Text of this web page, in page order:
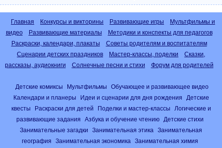
Главная Конкурсы и викторины Развивающие игры
Мультфильмы и
видео
Развивающие материалы
Методики и конспекты для педагогов
Раскраски, календари, плакаты
Советы родителям и воспитателям
Сценарии детских праздников
Мастер-классы, поделки
Сказки,
рассказы, аудиокниги
Солнечные песни и стихи Форум для родителей
Детские комиксы Мультфильмы
Обучающее и развивающее видео
Календари и планеры
Идеи и сценарии для дня рождения
Детские
квесты
Раскраски для детей Поделки и мастер-классы
Логические и
развивающие задания
Азбука и обучение чтению
Детские стихи
Занимательные загадки
Занимательная этика
Занимательная
география
Занимательная экономика
Занимательная химия